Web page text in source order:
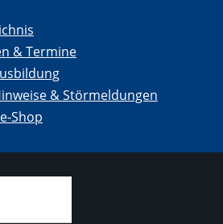
& Termine
& Störmeldungen
Shop